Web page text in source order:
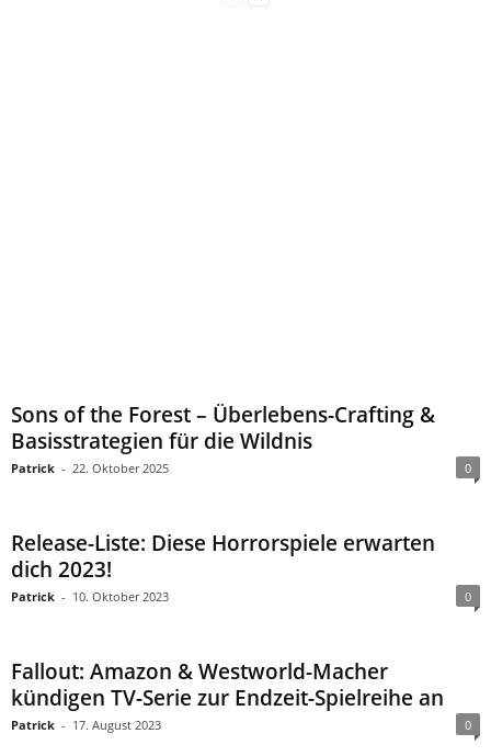
Sons of the Forest – Überlebens-Crafting &
Basisstrategien für die Wildnis
Patrick - 22. Oktober 2025 0
Release-Liste: Diese Horrorspiele erwarten
dich 2023!
Patrick - 10. Oktober 2023 0
Fallout: Amazon & Westworld-Macher
kündigen TV-Serie zur Endzeit-Spielreihe an
Patrick - 17. August 2023 0